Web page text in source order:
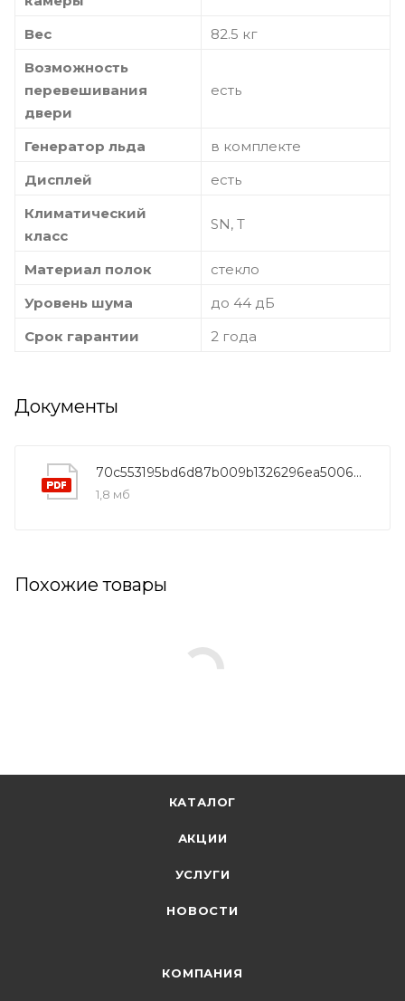
Вес
82.5 кг
Возможность
перевешивания
двери
есть
Генератор льда
в комплекте
Дисплей
есть
Климатический
класс
SN, T
Материал полок
стекло
Уровень шума
до 44 дБ
Срок гарантии
2 года
Документы
70c553195bd6d87b009b1326296ea50066a4302e
1,8 мб
Похожие товары
КАТАЛОГ
АКЦИИ
УСЛУГИ
НОВОСТИ
КОМПАНИЯ